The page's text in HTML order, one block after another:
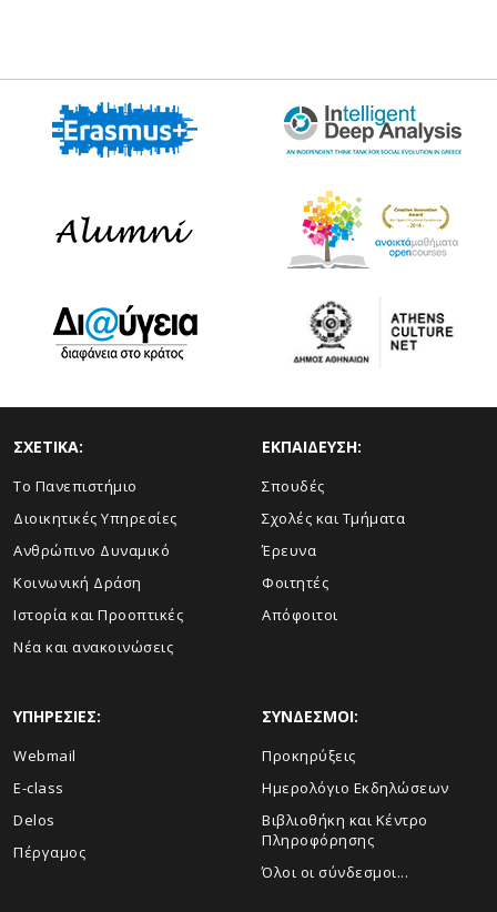
ΣΧΕΤΙΚΑ:
Το Πανεπιστήμιο
Διοικητικές Υπηρεσίες
Ανθρώπινο Δυναμικό
Κοινωνική Δράση
Ιστορία και Προοπτικές
Νέα και ανακοινώσεις
ΕΚΠΑΙΔΕΥΣΗ:
Σπουδές
Σχολές και Τμήματα
Έρευνα
Φοιτητές
Απόφοιτοι
ΥΠΗΡΕΣΙΕΣ:
Webmail
E-class
Delos
Πέργαμος
ΣΥΝΔΕΣΜΟΙ:
Προκηρύξεις
Ημερολόγιο Εκδηλώσεων
Βιβλιοθήκη και Κέντρο
Πληροφόρησης
Όλοι οι σύνδεσμοι...